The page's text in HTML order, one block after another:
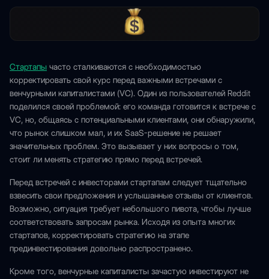
Стартапы часто сталкиваются с необходимостью
корректировать свой курс перед важными встречами с
венчурными капиталистами (VC). Один из пользователей Reddit
поделился своей проблемой: его команда готовится к встрече с
VC, но, общаясь с потенциальными клиентами, они обнаружили,
что рынок слишком мал, и их SaaS-решение не решает
значительных проблем. Это вызывает у них вопросы о том,
стоит ли менять стратегию прямо перед встречей.
Перед встречей с инвесторами стартапам следует тщательно
взвесить свои предложения и услышанные отзывы от клиентов.
Возможно, ситуация требует небольшого пивота, чтобы лучше
соответствовать запросам рынка. Исходя из опыта многих
стартапов, корректировать стратегию на этапе
прединвестирования довольно распространено.
Кроме того, венчурные капиталисты зачастую инвестируют не